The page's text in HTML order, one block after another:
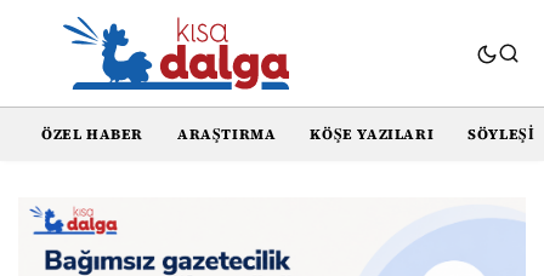
ÖZEL HABER ARAŞTIRMA KÖŞE YAZILARI SÖYLEŞI